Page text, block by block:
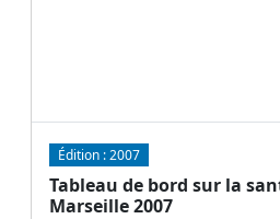
Édition :2007
Tableau de bord sur la
Marseille 2007